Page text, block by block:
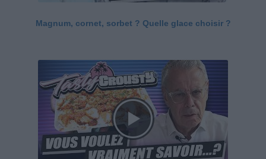
Magnum, cornet, sorbet ? Quelle glace choisir ?